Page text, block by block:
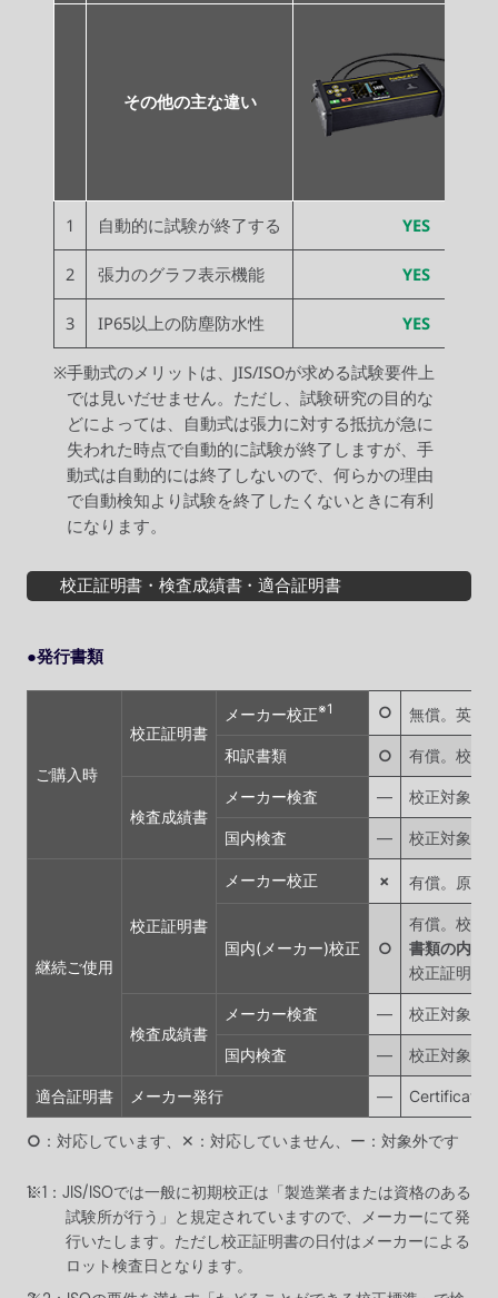
その他の主な違い
1 自動的に試験が終了する YES
2 張力のグラフ表示機能 YES
3 IP65以上の防塵防水性 YES
※手動式のメリットは、JIS/ISOが求める試験要件上
では見いだせません。ただし、試験研究の目的な
どによっては、自動式は張力に対する抵抗が急に
失われた時点で自動的に試験が終了しますが、手
動式は自動的には終了しないので、何らかの理由
で自動検知より試験を終了したくないときに有利
になります。
校正証明書・検査成績書・適合証明書
●発行書類
ご購入時
校正証明書
メーカー校正※1 ○ 無償。英文
和訳書類 ○ 有償。校正
検査成績書
メーカー検査 ― 校正対象品
国内検査 ― 校正対象品
継続ご使用
校正証明書
メーカー校正 × 有償。原則
国内(メーカー)校正 ○
有償。校正
書類の内容
校正証明書
検査成績書
メーカー検査 ― 校正対象品
国内検査 ― 校正対象品
適合証明書 メーカー発行 ― Certificate
○ ：対応しています、✕：対応していません、ー：対象外です
JIS/ISOでは一般に初期校正は「製造業者または資格のある
試験所が行う」と規定されていますので、メーカーにて発
行いたします。ただし校正証明書の日付はメーカーによる
ロット検査日となります。